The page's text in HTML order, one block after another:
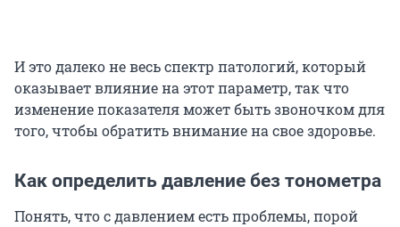
И это далеко не весь спектр патологий, который
оказывает влияние на этот параметр, так что
изменение показателя может быть звоночком для
того, чтобы обратить внимание на свое здоровье.
Как определить давление без тонометра
Понять, что с давлением есть проблемы, порой